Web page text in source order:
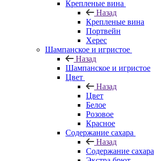
Крепленые вина
Назад
Крепленые вина
Портвейн
Херес
Шампанское и игристое
Назад
Шампанское и игристое
Цвет
Назад
Цвет
Белое
Розовое
Красное
Содержание сахара
Назад
Содержание сахара